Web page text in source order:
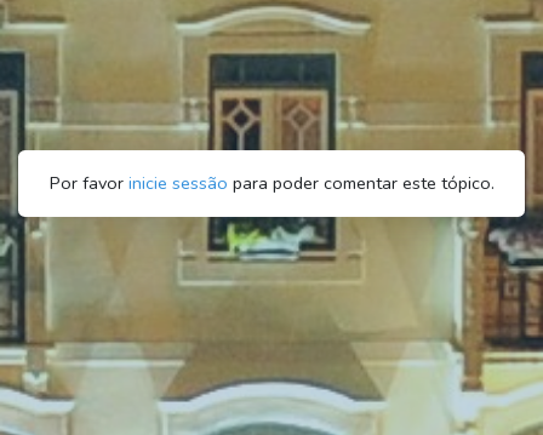
Por favor inicie sessão para poder comentar este tópico.